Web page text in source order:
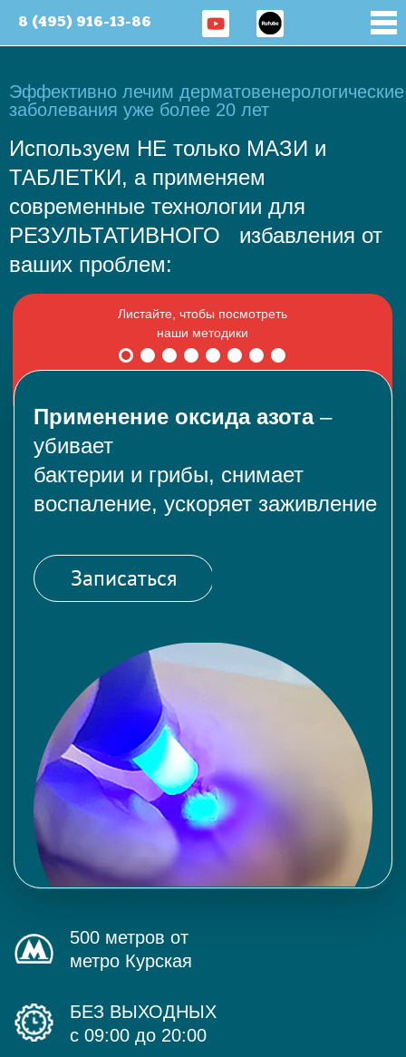
8 (495) 916-13-86
Эффективно лечим дерматовенерологические
заболевания уже более 20 лет
Используем НЕ только МАЗИ и
ТАБЛЕТКИ, а применяем
современные технологии для
РЕЗУЛЬТАТИВНОГО избавления от
ваших проблем:
Применение оксида азота–
убивает
бактерии и грибы, снимает
воспаление, ускоряет заживление
Записаться
500 метров от
метро Курская
БЕЗ ВЫХОДНЫХ
с 09:00 до 20:00